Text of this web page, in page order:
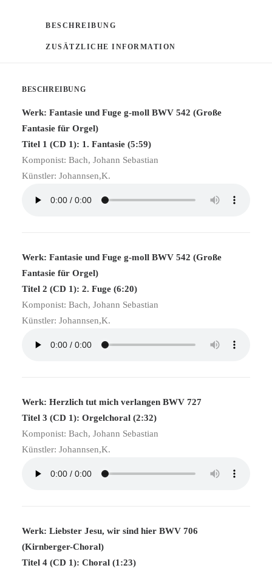
BESCHREIBUNG
ZUSÄTZLICHE INFORMATION
BESCHREIBUNG
Werk: Fantasie und Fuge g-moll BWV 542 (Große
Fantasie für Orgel)
Titel 1 (CD 1): 1. Fantasie (5:59)
Komponist: Bach, Johann Sebastian
Künstler: Johannsen,K.
Werk: Fantasie und Fuge g-moll BWV 542 (Große
Fantasie für Orgel)
Titel 2 (CD 1): 2. Fuge (6:20)
Komponist: Bach, Johann Sebastian
Künstler: Johannsen,K.
Werk: Herzlich tut mich verlangen BWV 727
Titel 3 (CD 1): Orgelchoral (2:32)
Komponist: Bach, Johann Sebastian
Künstler: Johannsen,K.
Werk: Liebster Jesu, wir sind hier BWV 706
(Kirnberger-Choral)
Titel 4 (CD 1): Choral (1:23)